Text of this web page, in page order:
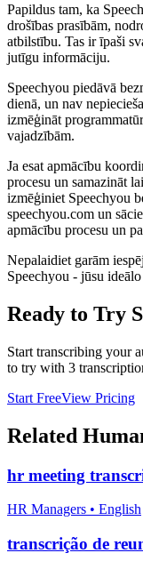
Papildus tam, ka
drošības prasībām,
atbilstību. Tas ir īpaši
jutīgu informāciju.
Speechyou piedāvā
dienā, un nav
izmēģināt
vajadzībām.
Ja esat apmācību
procesu un samazināt
izmēģiniet Speechyou
speechyou.com un
apmācību procesu un
Nepalaidiet garām
Speechyou - jūsu
Ready to Try
Start transcribing your
to try with 3
Start FreeView Pricing
Related
hr meeting
HR Managers • English
transcrição de